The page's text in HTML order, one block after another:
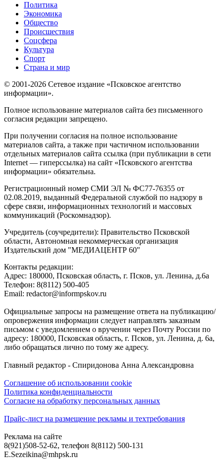
Политика
Экономика
Общество
Происшествия
Соцсфера
Культура
Спорт
Страна и мир
© 2001-2026 Сетевое издание «Псковское агентство
информации».
Полное использование материалов сайта без письменного
согласия редакции запрещено.
При получении согласия на полное использование
материалов сайта, а также при частичном использовании
отдельных материалов сайта ссылка (при публикации в сети
Internet — гиперссылка) на сайт «Псковского агентства
информации» обязательна.
Регистрационный номер СМИ ЭЛ № ФС77-76355 от
02.08.2019, выданный Федеральной службой по надзору в
сфере связи, информационных технологий и массовых
коммуникаций (Роскомнадзор).
Учредитель (соучредители): Правительство Псковской
области, Автономная некоммерческая организация
Издательский дом "МЕДИАЦЕНТР 60"
Контакты редакции:
Адреc: 180000, Псковская область, г. Псков, ул. Ленина, д.6а
Телефон: 8(8112) 500-405
Email: redactor@informpskov.ru
Официальные запросы на размещение ответа на публикацию/
опровержения информации следует направлять заказным
письмом с уведомлением о вручении через Почту России по
адресу: 180000, Псковская область, г. Псков, ул. Ленина, д. 6а,
либо обращаться лично по тому же адресу.
Главный редактор - Спиридонова Анна Александровна
Соглашение об использовании cookie
Политика конфиденциальности
Согласие на обработку персональных данных
Прайс-лист на размещение рекламы и техтребования
Реклама на сайте
8(921)508-52-62, телефон 8(8112) 500-131
E.Sezeikina@mhpsk.ru